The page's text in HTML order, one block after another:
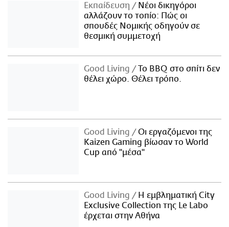
Εκπαίδευση
Νέοι δικηγόροι
αλλάζουν το τοπίο: Πώς οι
σπουδές Νομικής οδηγούν σε
θεσμική συμμετοχή
Good Living
Το BBQ στο σπίτι δεν
θέλει χώρο. Θέλει τρόπο.
Good Living
Οι εργαζόμενοι της
Kaizen Gaming βίωσαν το World
Cup από "μέσα"
Good Living
Η εμβληματική City
Exclusive Collection της Le Labo
έρχεται στην Αθήνα